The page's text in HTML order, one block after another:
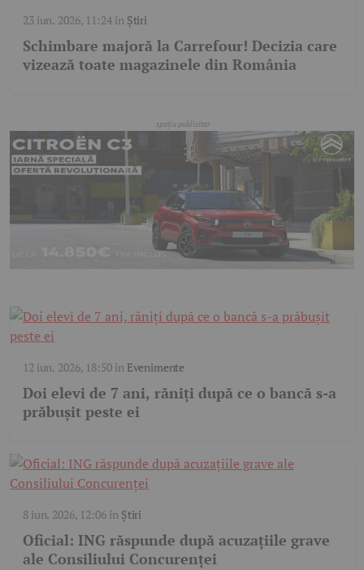
23 iun. 2026, 11:24în Știri
Schimbare majoră la Carrefour! Decizia care
vizează toate magazinele din România
12 iun. 2026, 18:50în Evenimente
Doi elevi de 7 ani, răniți după ce o bancă s-a
prăbușit peste ei
8 iun. 2026, 12:06în Știri
Oficial: ING răspunde după acuzațiile grave
ale Consiliului Concurenței